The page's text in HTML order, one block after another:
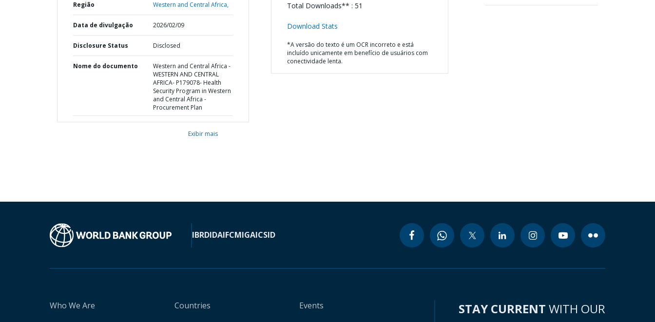
Região Western and Central Africa,
Data de divulgação 2026/02/09
Disclosure Status Disclosed
Nome do documento
Western and Central Africa -
WESTERN AND CENTRAL
AFRICA- P179078- Health
Security Program in Western
and Central Africa -
Procurement Plan
Exibir mais
Total Downloads** : 51
Download Stats
*A versão do texto é um OCR incorreto e está
incluído unicamente em benefício de usuários com
conectividade lenta.
IBRDIDAIFCMIGAICSID
Who We Are
Countries
Events
STAY CURRENT WITH OUR